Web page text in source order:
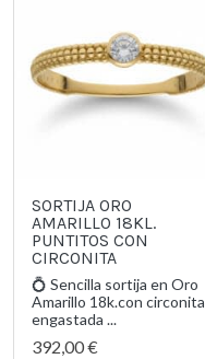
SORTIJA ORO
AMARILLO 18KL.
PUNTITOS CON
CIRCONITA
💍 Sencilla sortija en Oro
Amarillo 18k.con circonita
engastada ...
392,00 €